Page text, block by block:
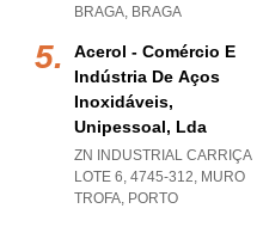
BRAGA, BRAGA
Acerol - Comércio E
Indústria De Aços
Inoxidáveis,
Unipessoal, Lda
ZN INDUSTRIAL CARRIÇA
LOTE 6, 4745-312, MURO
TROFA, PORTO